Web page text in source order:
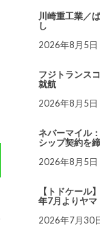
川崎重工業／
し
2026年8月5日
フジトランス
就航
2026年8月5日
ネバーマイル
シップ契約を
2026年8月5日
【トドケール
年7月よりヤマ
2026年7月30